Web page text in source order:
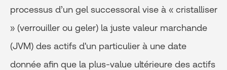
processus d’un gel successoral vise à « cristalliser
» (verrouiller ou geler) la juste valeur marchande
(JVM) des actifs d'un particulier à une date
donnée afin que la plus-value ultérieure des actifs